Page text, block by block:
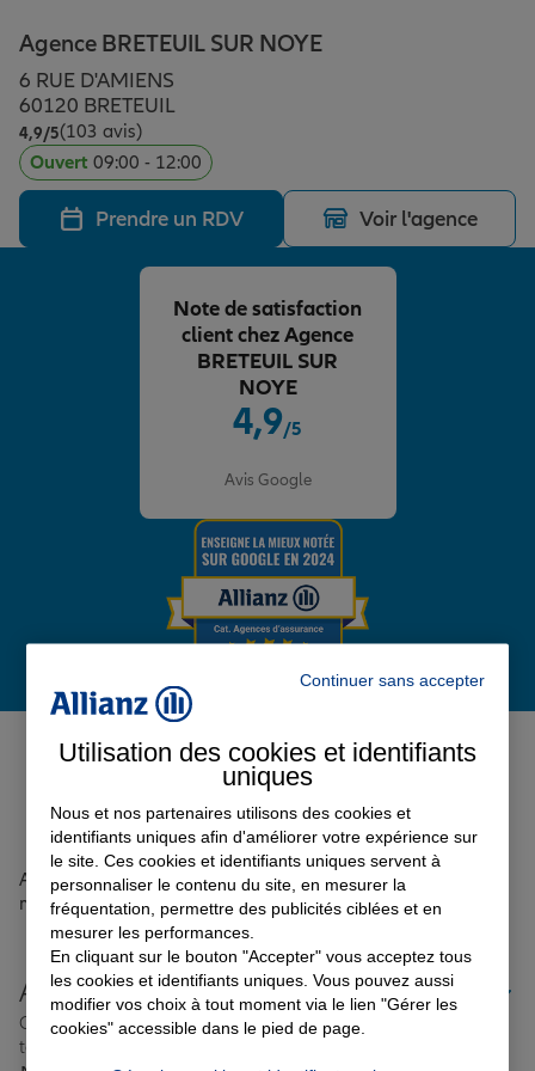
Assurance animal de compagnie
Protection juridique
Plan épargne retraite
Assurance vie
Placements financiers
Investissements immobiliers
Vos projets
Partir en vacances
Déménager
Changer de voiture
Préparer l’avenir
Conseil assurance
Garantie des accidents de la vie
Assurance scolaire
Retraite
Tous nos devis d'assurance
Agence BRETEUIL SUR NOYE
6 RUE D'AMIENS
60120 BRETEUIL
4,9/5Note de 4.9 sur 5
(103 avis)
Ouvert 09:00 - 12:00
Prendre un RDV Voir l'agence
4,9/5
Avis Google
Note de satisfaction
client chez Agence
BRETEUIL SUR
NOYE
Avis de l'agence Agence
BRETEUIL SUR NOYE0
Aucun avis sur votre agence n'a été retrouvé pour le
moment
Allianz proche de chez vous
Où que vous soyez en France, nos agences Allianz sont
toujours près de chez vous.
Continuer sans accepter
Utilisation des cookies et identifiants
uniques
Nous et nos partenaires utilisons des cookies et
identifiants uniques afin d'améliorer votre expérience sur
le site. Ces cookies et identifiants uniques servent à
personnaliser le contenu du site, en mesurer la
fréquentation, permettre des publicités ciblées et en
mesurer les performances.
En cliquant sur le bouton "Accepter" vous acceptez tous
les cookies et identifiants uniques. Vous pouvez aussi
modifier vos choix à tout moment via le lien "Gérer les
cookies" accessible dans le pied de page.